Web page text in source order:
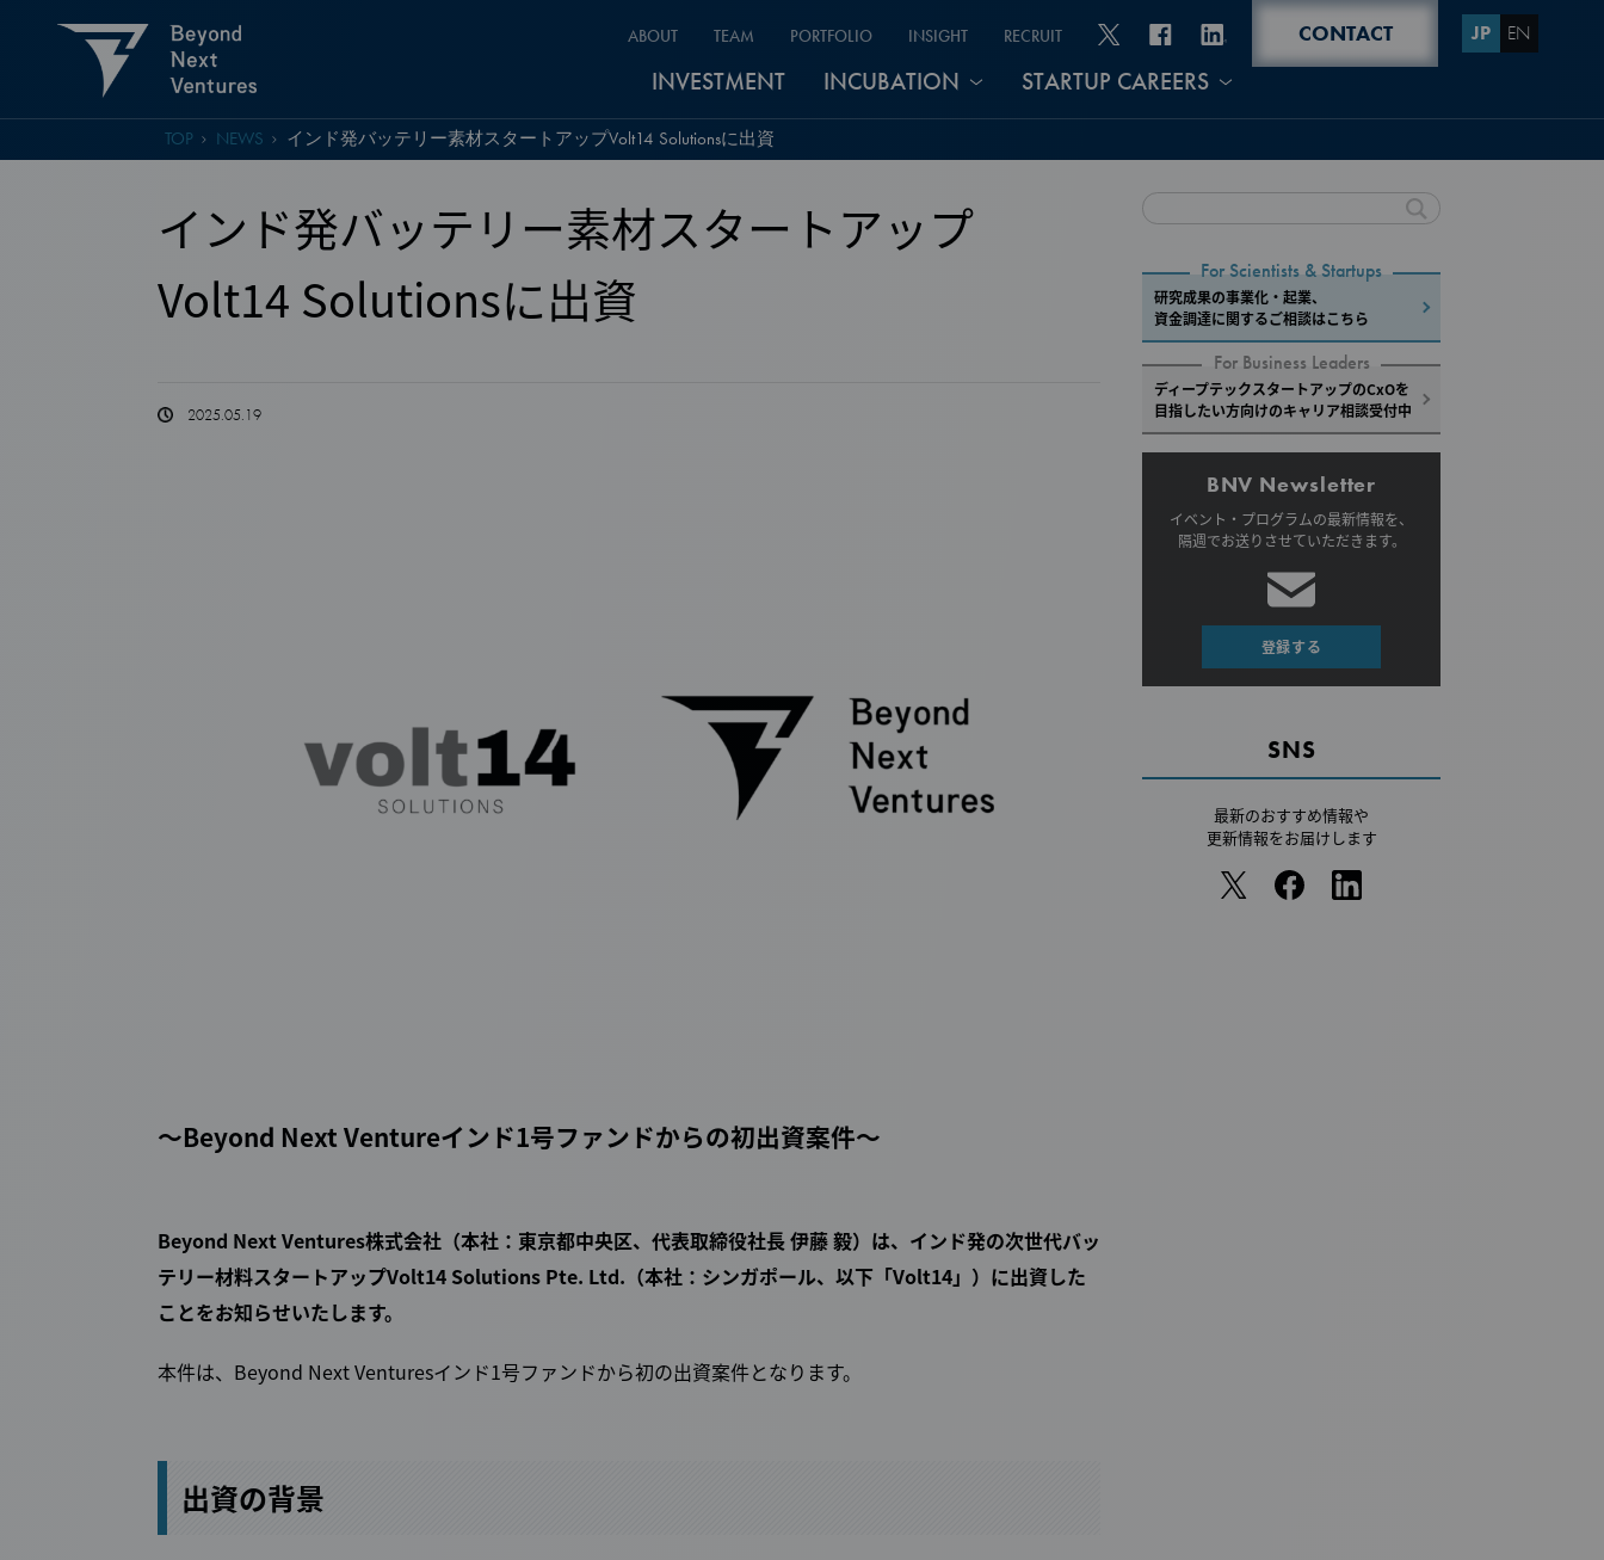
ABOUT TEAM PORTFOLIO INSIGHT RECRUIT
INVESTMENT INCUBATION STARTUP CAREERS
CONTACT JP EN
TOP NEWS インド発バッテリー素材スタートアップVolt14 Solutionsに出資
インド発バッテリー素材スタートアップ
Volt14 Solutionsに出資
2025.05.19
～Beyond Next Ventureインド1号ファンドからの初出資案件～
Beyond Next Ventures株式会社（本社：東京都中央区、代表取締役社長 伊藤 毅）は、インド発の次世代バッ
テリー材料スタートアップVolt14 Solutions Pte. Ltd.（本社：シンガポール、以下「Volt14」）に出資した
ことをお知らせいたします。
本件は、Beyond Next Venturesインド1号ファンドから初の出資案件となります。
出資の背景
For Scientists & Startups
研究成果の事業化・起業、
資金調達に関するご相談はこちら
For Business Leaders
ディープテックスタートアップのCxOを
目指したい方向けのキャリア相談受付中
BNV Newsletter
イベント・プログラムの最新情報を、
隔週でお送りさせていただきます。
登録する
SNS
最新のおすすめ情報や
更新情報をお届けします